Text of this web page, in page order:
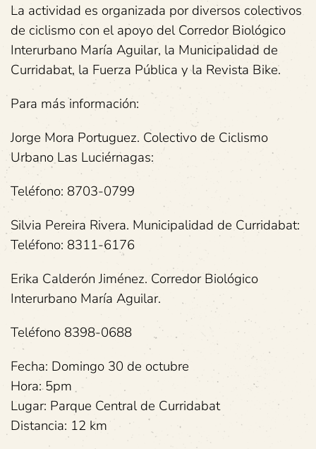
La actividad es organizada por diversos colectivos
de ciclismo con el apoyo del Corredor Biológico
Interurbano María Aguilar, la Municipalidad de
Curridabat, la Fuerza Pública y la Revista Bike.
Para más información:
Jorge Mora Portuguez. Colectivo de Ciclismo
Urbano Las Luciérnagas:
Teléfono: 8703-0799
Silvia Pereira Rivera. Municipalidad de Curridabat:
Teléfono: 8311-6176
Erika Calderón Jiménez. Corredor Biológico
Interurbano María Aguilar.
Teléfono 8398-0688
Fecha: Domingo 30 de octubre
Hora: 5pm
Lugar: Parque Central de Curridabat
Distancia: 12 km